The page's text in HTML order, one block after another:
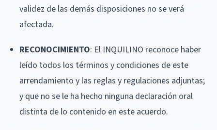
validez de las demás disposiciones no se verá
afectada.
RECONOCIMIENTO: El INQUILINO reconoce haber
leído todos los términos y condiciones de este
arrendamiento y las reglas y regulaciones adjuntas;
y que no se le ha hecho ninguna declaración oral
distinta de lo contenido en este acuerdo.